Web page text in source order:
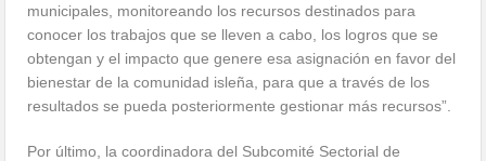
municipales, monitoreando los recursos destinados para
conocer los trabajos que se lleven a cabo, los logros que se
obtengan y el impacto que genere esa asignación en favor del
bienestar de la comunidad isleña, para que a través de los
resultados se pueda posteriormente gestionar más recursos”.
Por último, la coordinadora del Subcomité Sectorial de